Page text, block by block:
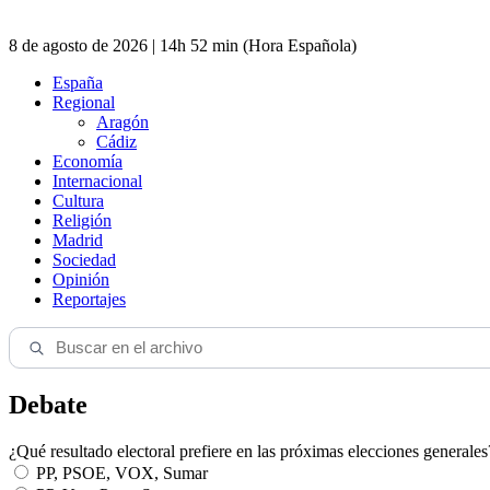
8 de agosto de 2026 | 14h 52 min (Hora Española)
España
Regional
Aragón
Cádiz
Economía
Internacional
Cultura
Religión
Madrid
Sociedad
Opinión
Reportajes
Debate
¿Qué resultado electoral prefiere en las próximas elecciones
PP, PSOE, VOX, Sumar